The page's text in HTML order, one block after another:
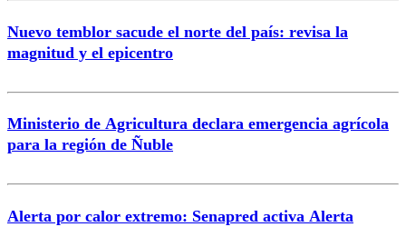
Nuevo temblor sacude el norte del país: revisa la
magnitud y el epicentro
Ministerio de Agricultura declara emergencia agrícola
para la región de Ñuble
Alerta por calor extremo: Senapred activa Alerta